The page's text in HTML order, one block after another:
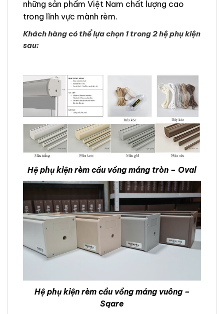
những sản phẩm Việt Nam chất lượng cao
trong lĩnh vực mành rèm.
Khách hàng có thể lựa chọn 1 trong 2 hệ phụ kiện
sau:
Hệ phụ kiện rèm cầu vồng máng tròn – Oval
Hệ phụ kiện rèm cầu vồng máng vuông –
Sqare